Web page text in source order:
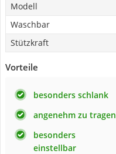
Modell
Waschbar
Stützkraft
Vorteile
besonders schlank
angenehm zu tragen
besonders
einstellbar